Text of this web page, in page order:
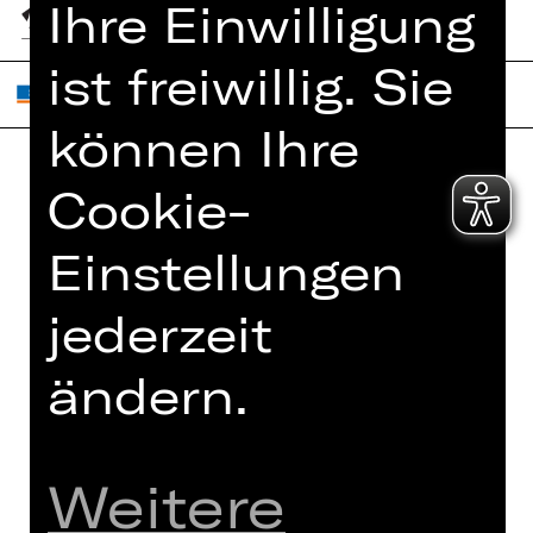
Home
Künstler*innen
Newsletter
Kartenkauf
Abos 26/27
Interner Bereich
ZVB/L
Ihre Einwilligung
ist freiwillig. Sie
können Ihre
Cookie-
Einstellungen
jederzeit
ändern.
Weitere